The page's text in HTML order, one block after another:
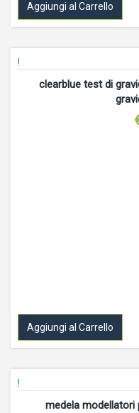
Aggiungi al Carrello
!
clearblue test di
Aggiungi al Carrello
!
medela modellatori